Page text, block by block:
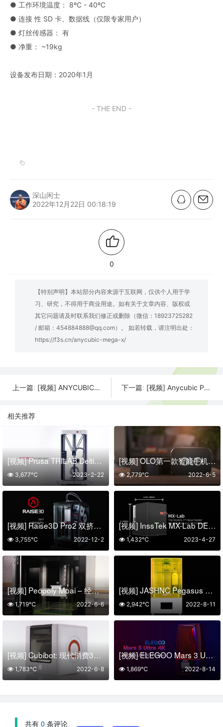
● 工作环境温度： 8ºC - 40ºC
● 连接 性 SD 卡、数据线（仅限专家用户）
● 灯丝传感器： 有
● 净重： ~19kg
设备发布日期：2020年1月
- THE END -
深山闲士
2022年12月22日 00:18:19
0
【特别声明】本站部分内容来源于互联网，仅供个人用于学
习、研究，不得用于商业用途。如有关于文章内容、版权或
其它问题请及时联系我们修正或删除（微信：18923725282
/ 邮箱：454884888@qq.com）。 如若转载，请注明出处：
https://f3s.cn/anycubic-mega-x/
上一篇: [视频] ANYCUBIC Photon 比FDM打印机高5倍的树脂3D打印机 下一篇: [视频] Anycubic Photon Zero 适合初学者的最实惠的树脂3D打印机
相关推荐
[视频] Prusa TRILAB DeltiQ 2 一款可靠的三角洲3D打印机
2023-2-22
3,677℃
[视频] OLO第一款智能手机驱动的3D打印机
2022-6-5
2,779℃
[视频] Raise3D Pro2 双挤出机3D打印机
2022-12-2
3,755℃
[视频] InssTek MX-Lab DED材料研究机 – 新合金增材制造系统
2023-4-27
1,432℃
[视频] Peopoly Moai – 经济实惠的高分辨率激光 SLA 3D打印机
2022-6-6
1,719℃
[视频] JASHNC Pegasus 8K LCD 光固化3D打印机
2022-8-11
2,942℃
[视频] Cubibot: 现代消费3D打印机的新标准
2022-6-8
1,783℃
[视频] ELEGOO Mars 3 ULTRA 4K Mono LCD 3D打印机
2022-8-14
1,869℃
共有 0 条评论